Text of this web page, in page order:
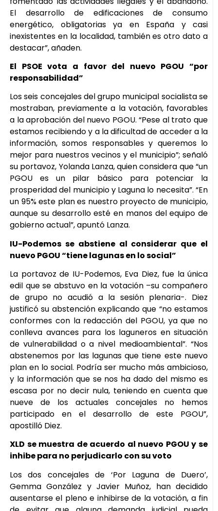
El desarrollo de edificaciones de consumo
energético, obligatorias ya en España y casi
inexistentes en la localidad, también es otro dato a
destacar”, añaden.
El PSOE vota a favor del nuevo PGOU “por
responsabilidad”
Los seis concejales del grupo municipal socialista se
mostraban, previamente a la votación, favorables
a la aprobación del nuevo PGOU. “Pese al trato que
estamos recibiendo y a la dificultad de acceder a la
información, somos responsables y queremos lo
mejor para nuestros vecinos y el municipio”; señaló
su portavoz, Yolanda Lanza, quien considera que “un
PGOU es un pilar básico para potenciar la
prosperidad del municipio y Laguna lo necesita”. “En
un 95% este plan es nuestro proyecto de municipio,
aunque su desarrollo esté en manos del equipo de
gobierno actual”, apuntó Lanza.
IU-Podemos se abstiene al considerar que el
nuevo PGOU “tiene lagunas en lo social”
La portavoz de IU-Podemos, Eva Diez, fue la única
edil que se abstuvo en la votación –su compañero
de grupo no acudió a la sesión plenaria-. Diez
justificó su abstención explicando que “no estamos
conformes con la redacción del PGOU, ya que no
conlleva avances para los laguneros en situación
de vulnerabilidad o a nivel medioambiental”. “Nos
abstenemos por las lagunas que tiene este nuevo
plan en lo social. Podría ser mucho más ambicioso,
y la información que se nos ha dado del mismo es
escasa por no decir nula, teniendo en cuenta que
nueve de los actuales concejales no hemos
participado en el desarrollo de este PGOU”,
apostilló Diez.
XLD se muestra de acuerdo al nuevo PGOU y se
inhibe para no perjudicarlo con su voto
Los dos concejales de ‘Por Laguna de Duero’,
Gemma González y Javier Muñoz, han decidido
ausentarse el pleno e inhibirse de la votación, a fin